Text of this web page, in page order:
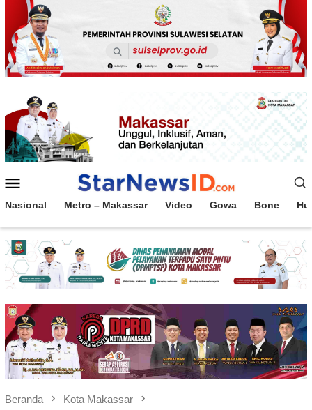
Loncat
konten
Mobile
Nasional Metro – Makassar Video Gowa Bone
Beranda Kota Makassar